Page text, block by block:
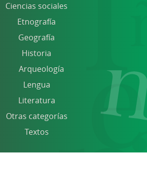
Ciencias sociales
Etnografía
Geografía
Historia
Arqueología
Lengua
Literatura
Otras categorías
Textos